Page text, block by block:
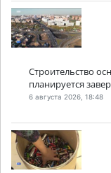
Строительство
планируется
6 августа 2026, 18:48